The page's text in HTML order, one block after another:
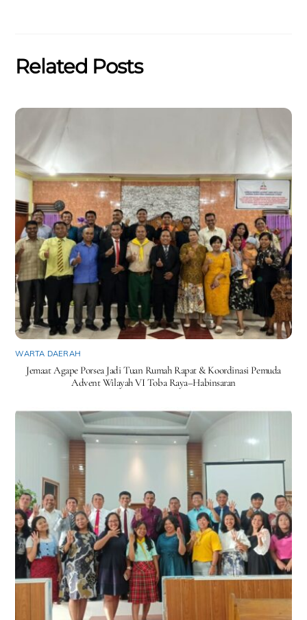
Related Posts
WARTA DAERAH
Jemaat Agape Porsea Jadi Tuan Rumah Rapat & Koordinasi Pemuda
Advent Wilayah VI Toba Raya–Habinsaran